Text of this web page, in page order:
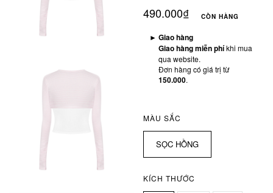
490.000₫ CÒN HÀNG
► Giao hàng
Giao hàng miễn phíkhi mua
qua website.
Đơn hàng có giá trị từ
150.000.
MÀU SẮC
SỌC HỒNG
KÍCH THƯỚC